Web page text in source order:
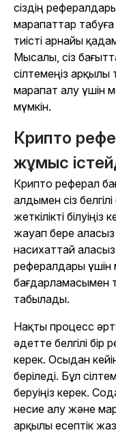
сіздің
марапаттар табуға
тиісті арнайы
Мысалы, сіз
сілтемеңіз арқылы
марапат алу үшін
мүмкін.
Крипто
жұмыс
Крипто реферал
алдымен сіз
жеткілікті
жауап бере аласыз
насихаттай
рефералдары үшін
бағдарламасымен
табылады.
Нақты процесс
әдетте белгілі бір
керек. Осыдан
беріледі. Бұл
беруіңіз керек.
несие алу және
арқылы есептік